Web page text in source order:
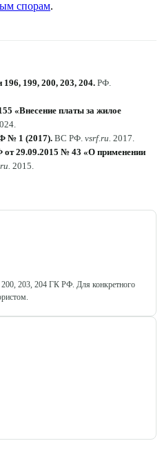
спорам.
199, 200, 203, 204. РФ.
«Внесение платы за жилое
.
№ 1 (2017). ВС РФ. vsrf.ru. 2017.
29.09.2015 № 43 «О применении
. 2015.
203, 204 ГК РФ. Для конкретного